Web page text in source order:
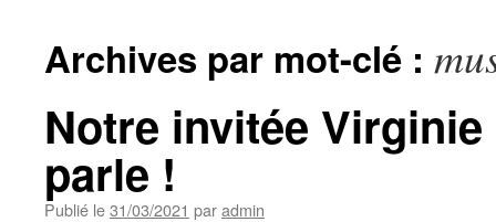
Archives par mot-clé :
Notre invitée
parle !
Publié le31/03/2021 paradmin